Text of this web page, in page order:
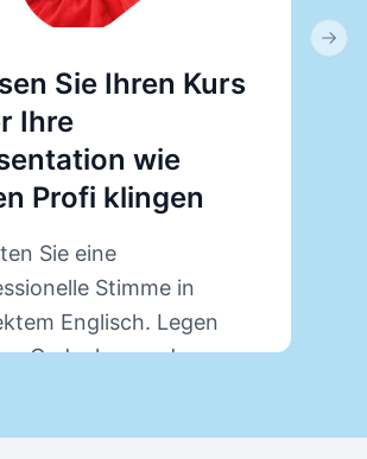
Sie Ihren Kurs
Ihre
wie
Profi klingen
Sie eine
Stimme in
Englisch. Legen
Gedanken und